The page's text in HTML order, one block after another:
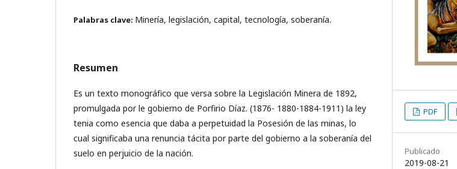
Palabras clave: Minería, legislación, capital, tecnología, soberanía.
Resumen
Es un texto monográfico que versa sobre la Legislación Minera de 1892,
promulgada por le gobierno de Porfirio Díaz. (1876- 1880-1884-1911) la ley
tenia como esencia que daba a perpetuidad la Posesión de las minas, lo
cual significaba una renuncia tácita por parte del gobierno a la soberanía del
suelo en perjuicio de la nación.
PDF
Publicado
2019-08-21